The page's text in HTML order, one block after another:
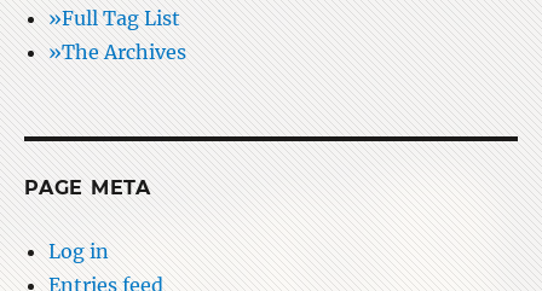
»Full Tag List
»The Archives
PAGE META
Log in
Entries feed